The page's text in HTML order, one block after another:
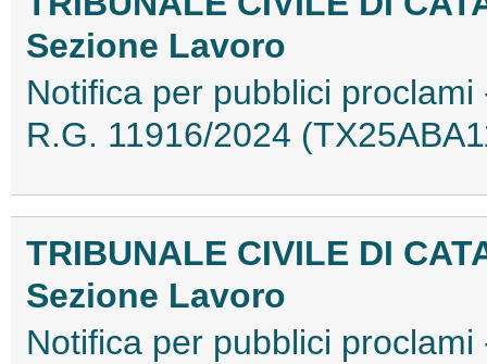
Sezione Lavoro
Notifica per pubblici
R.G. 11916/2024
TRIBUNALE CIVILE DI
Sezione Lavoro
Notifica per pubblici